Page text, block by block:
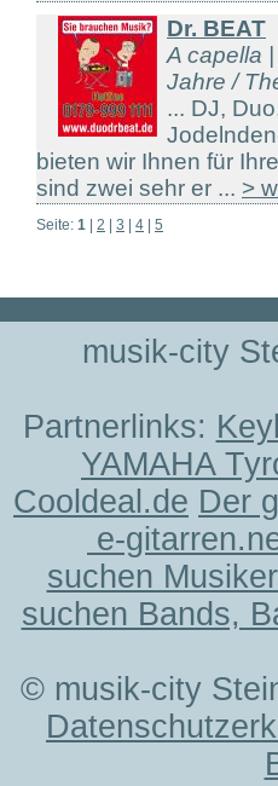
Dr. BEAT
A capella
Jahre /
... DJ,
bieten wir Ihnen für
sind zwei sehr er ... >
Seite: 1 2 3 4 5
musik-city
Partnerlinks:
YAMAHA
Cooldeal.de Der
e-
suchen
suchen Bands,
© musik-city